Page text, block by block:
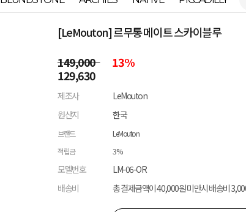
[LeMouton] 르무통 메이트 스카이블루
149,000
13%
129,630
제조사
LeMouton
원산지
한국
브랜드
LeMouton
적립금
3%
모델번호
LM-06-OR
배송비
총 결제금액이 40,000원 미만시 배송비